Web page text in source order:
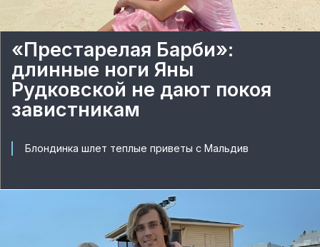
«Престарелая Барби»:
длинные ноги Яны
Рудковской не дают покоя
завистникам
Блондинка шлет теплые приветы с Мальдив